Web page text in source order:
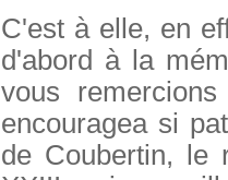
C'est à elle, en
d'abord à la
vous
encouragea si
de Coubertin, le